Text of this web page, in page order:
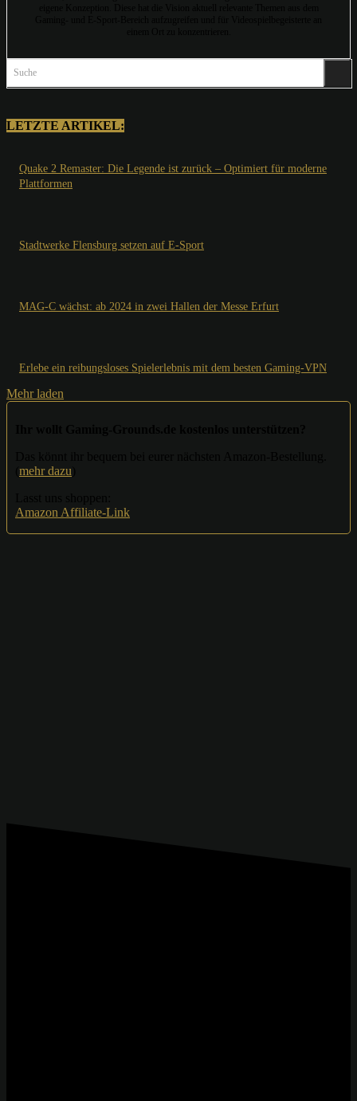
Suche
LETZTE ARTIKEL:
Quake 2 Remaster: Die Legende ist zurück – Optimiert für moderne
Plattformen
Stadtwerke Flensburg setzen auf E-Sport
MAG-C wächst: ab 2024 in zwei Hallen der Messe Erfurt
Erlebe ein reibungsloses Spielerlebnis mit dem besten Gaming-VPN
Mehr laden
mehr dazu
Amazon Affiliate-Link